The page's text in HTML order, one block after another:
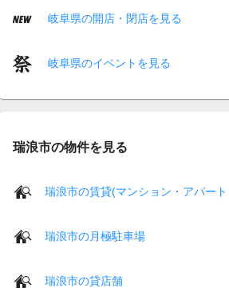
岐阜県の開店・閉店を見る
岐阜県のイベントを見る
瑞浪市の物件を見る
瑞浪市の賃貸(マンション・アパー
瑞浪市の月極駐車場
瑞浪市の貸店舗